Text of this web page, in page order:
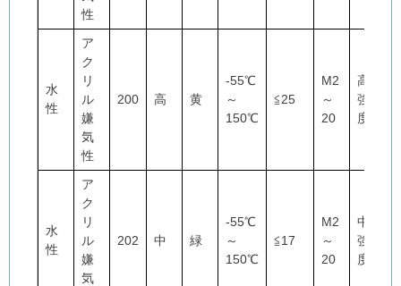
性
水
性
ア
ク
リ
ル
嫌
気
性
200 高 黄
-55℃
～
150℃
≦25
M2
～
20
高
強
度
水
性
ア
ク
リ
ル
嫌
気
202 中 緑
-55℃
～
150℃
≦17
M2
～
20
中
強
度